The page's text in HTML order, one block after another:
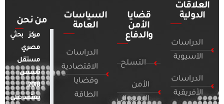
العلاقات
الدولية
الدراسات
الآسيوية
الدراسات
الأفريقية
قضايا
الأمن
والدفاع
التسلح
الأمن
السيبراني
السياسات
العامة
الدراسات
الاقتصادية
وقضايا
الطاقة
من نحن
مركز بحثي
مصري
مستقل
تأسس
2018.
يعتمد على